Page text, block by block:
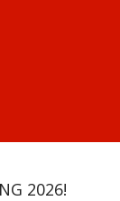
2026!